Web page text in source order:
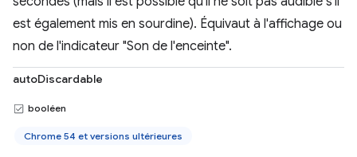
est également mis en sourdine). Équivaut à l'affichage ou
non de l'indicateur "Son de l'enceinte".
autoDiscardable
booléen
Chrome 54 et versions ultérieures